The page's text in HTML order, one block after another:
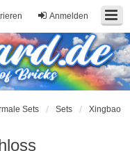
Anmelden
Sets Sets Xingbao